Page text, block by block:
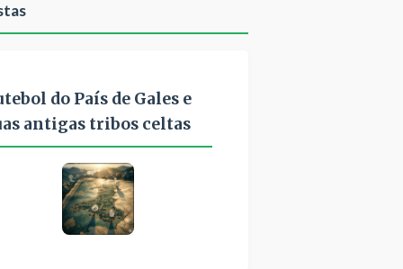
do País de Gales e
antigas tribos celtas